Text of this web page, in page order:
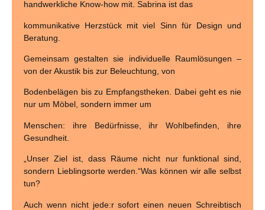
handwerkliche Know-how mit. Sabrina ist das
kommunikative Herzstück mit viel Sinn für Design und
Beratung.
Gemeinsam gestalten sie individuelle Raumlösungen –
von der Akustik bis zur Beleuchtung, von
Bodenbelägen bis zu Empfangstheken. Dabei geht es nie
nur um Möbel, sondern immer um
Menschen: ihre Bedürfnisse, ihr Wohlbefinden, ihre
Gesundheit.
„Unser Ziel ist, dass Räume nicht nur funktional sind,
sondern Lieblingsorte werden.“Was können wir alle selbst
tun?
Auch wenn nicht jede:r sofort einen neuen Schreibtisch